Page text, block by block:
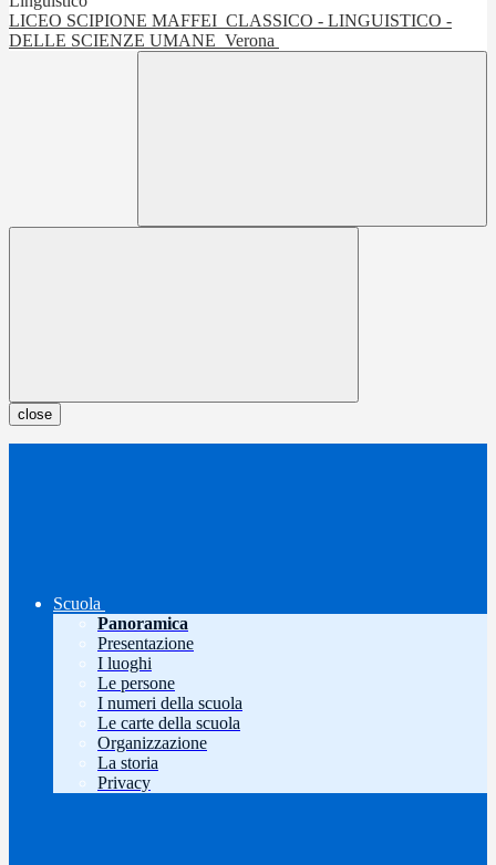
LICEO SCIPIONE MAFFEI CLASSICO - LINGUISTICO -
DELLE SCIENZE UMANE Verona
close
Scuola
Panoramica
Presentazione
I luoghi
Le persone
I numeri della scuola
Le carte della scuola
Organizzazione
La storia
Privacy